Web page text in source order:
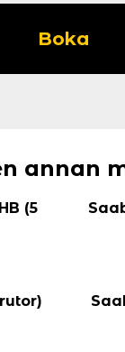
Boka
annan
(5